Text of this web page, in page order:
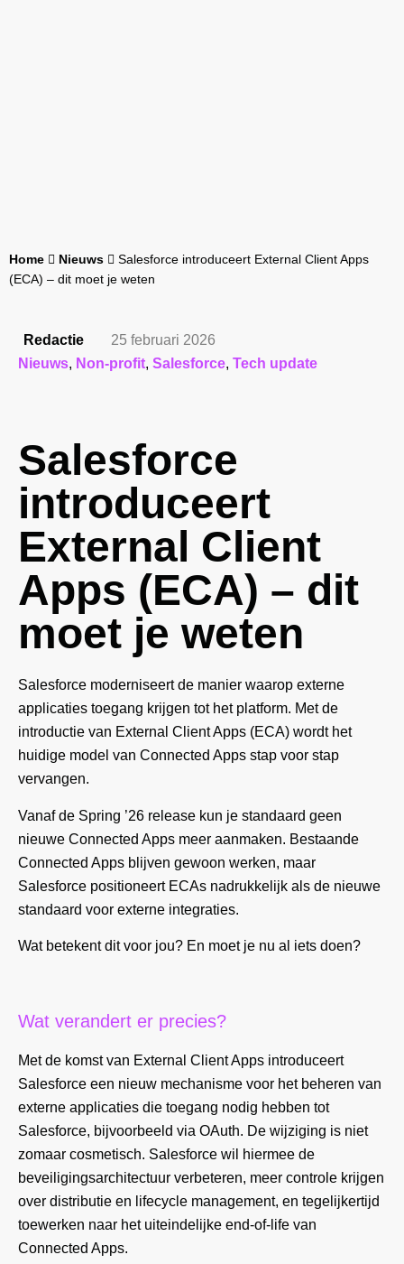
Home Nieuws
Salesforce introduceert External Client Apps
(ECA) – dit moet je weten
Redactie
25 februari 2026
Nieuws, Non-profit, Salesforce, Tech update
Salesforce
introduceert
External Client
Apps (ECA) – dit
moet je weten
Salesforce moderniseert de manier waarop externe
applicaties toegang krijgen tot het platform. Met de
introductie van External Client Apps (ECA) wordt het
huidige model van Connected Apps stap voor stap
vervangen.
Vanaf de Spring ’26 release kun je standaard geen
nieuwe Connected Apps meer aanmaken. Bestaande
Connected Apps blijven gewoon werken, maar
Salesforce positioneert ECAs nadrukkelijk als de nieuwe
standaard voor externe integraties.
Wat betekent dit voor jou? En moet je nu al iets doen?
Wat verandert er precies?
Met de komst van External Client Apps introduceert
Salesforce een nieuw mechanisme voor het beheren van
externe applicaties die toegang nodig hebben tot
Salesforce, bijvoorbeeld via OAuth. De wijziging is niet
zomaar cosmetisch. Salesforce wil hiermee de
beveiligingsarchitectuur verbeteren, meer controle krijgen
over distributie en lifecycle management, en tegelijkertijd
toewerken naar het uiteindelijke end-of-life van
Connected Apps.